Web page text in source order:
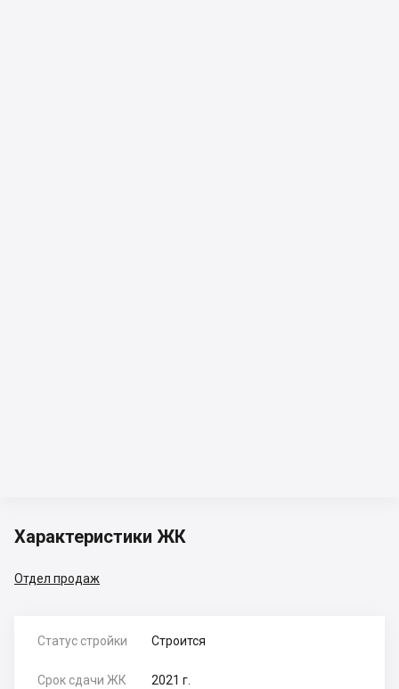
Характеристики ЖК
Отдел продаж
Статус стройки Строится
Срок сдачи ЖК 2021 г.